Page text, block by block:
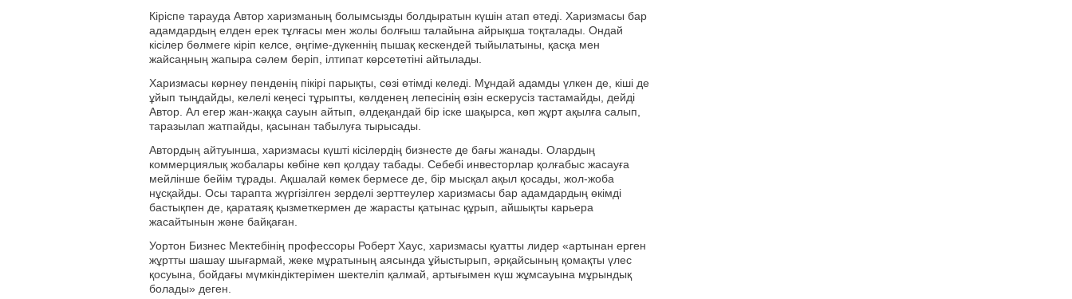
Кіріспе тарауда Автор харизманың болымсызды болдыратын күшін атап өтеді. Харизмасы бар
адамдардың елден ерек тұлғасы мен жолы болғыш талайына айрықша тоқталады. Ондай
кісілер бөлмеге кіріп келсе, әңгіме-дүкеннің пышақ кескендей тыйылатыны, қасқа мен
жайсаңның жапыра сәлем беріп, ілтипат көрсететіні айтылады.
Харизмасы көрнеу пенденің пікірі парықты, сөзі өтімді келеді. Мұндай адамды үлкен де, кіші де
ұйып тыңдайды, келелі кеңесі тұрыпты, көлденең лепесінің өзін ескерусіз тастамайды, дейді
Автор. Ал егер жан-жаққа сауын айтып, әлдеқандай бір іске шақырса, көп жұрт ақылға салып,
таразылап жатпайды, қасынан табылуға тырысады.
Автордың айтуынша, харизмасы күшті кісілердің бизнесте де бағы жанады. Олардың
коммерциялық жобалары көбіне көп қолдау табады. Себебі инвесторлар қолғабыс жасауға
мейлінше бейім тұрады. Ақшалай көмек бермесе де, бір мысқал ақыл қосады, жол-жоба
нұсқайды. Осы тарапта жүргізілген зерделі зерттеулер харизмасы бар адамдардың өкімді
бастықпен де, қаратаяқ қызметкермен де жарасты қатынас құрып, айшықты карьера
жасайтынын және байқаған.
Уортон Бизнес Мектебінің профессоры Роберт Хаус, харизмасы қуатты лидер «артынан ерген
жұртты шашау шығармай, жеке мұратының аясында ұйыстырып, әрқайсының қомақты үлес
қосуына, бойдағы мүмкіндіктерімен шектеліп қалмай, артығымен күш жұмсауына мұрындық
болады» деген.